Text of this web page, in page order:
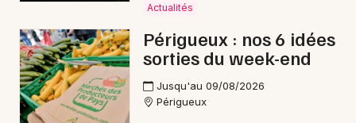
Actualités
Périgueux : nos 6 idées
sorties du week-end
Jusqu'au 09/08/2026
Périgueux